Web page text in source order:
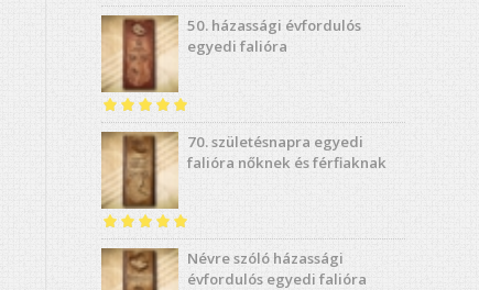
Értékelés:5.00
50. házassági évfordulós
egyedi falióra
Értékelés:5.00
70. születésnapra egyedi
falióra nőknek és férfiaknak
Értékelés:5.00
Névre szóló házassági
évfordulós egyedi falióra